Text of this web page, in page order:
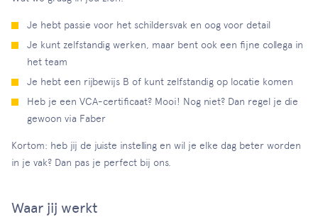
Je hebt passie voor het schildersvak en oog voor detail
Je kunt zelfstandig werken, maar bent ook een fijne collega in
het team
Je hebt een rijbewijs B of kunt zelfstandig op locatie komen
Heb je een VCA-certificaat? Mooi! Nog niet? Dan regel je die
gewoon via Faber
Kortom: heb jij de juiste instelling en wil je elke dag beter worden
in je vak? Dan pas je perfect bij ons.
Waar jij werkt